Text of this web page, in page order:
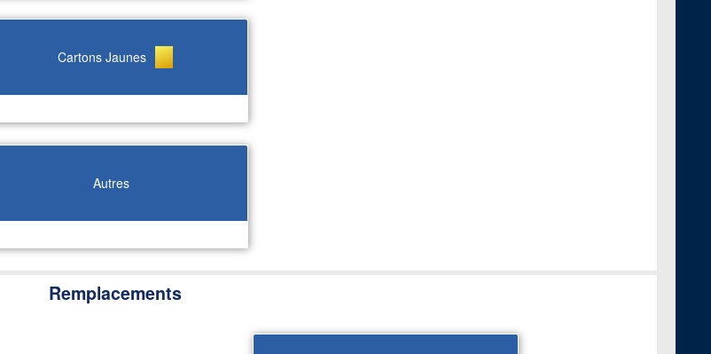
Cartons Jaunes
Autres
Remplacements